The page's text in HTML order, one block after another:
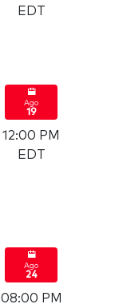
EDT
Ago
19
12:00 PM
EDT
Ago
24
08:00 PM